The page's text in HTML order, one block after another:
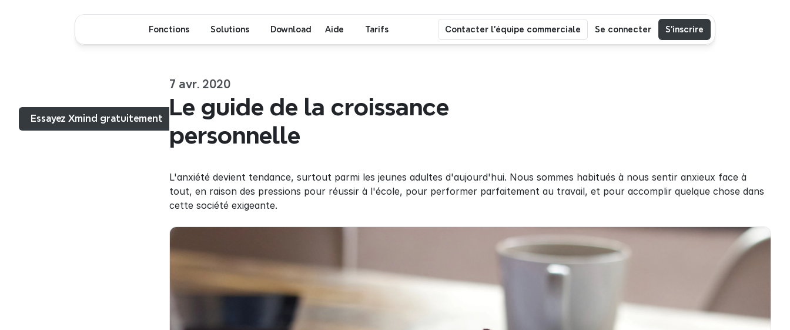
Essayez Xmind gratuitement
7 avr. 2020
Le guide de la croissance
personnelle
L'anxiété devient tendance, surtout parmi les jeunes adultes d'aujourd'hui. Nous sommes habitués à nous sentir anxieux face à
tout, en raison des pressions pour réussir à l'école, pour performer parfaitement au travail, et pour accomplir quelque chose dans
cette société exigeante.
Fonctions Solutions Download Aide Tarifs Contacter l'équipe commerciale Se connecter S’inscrire